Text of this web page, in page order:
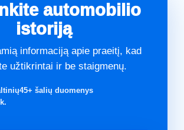
automobilio
istoriją
informaciją apie praeitį, kad
užtikrintai ir be staigmenų.
45+ šalių duomenys